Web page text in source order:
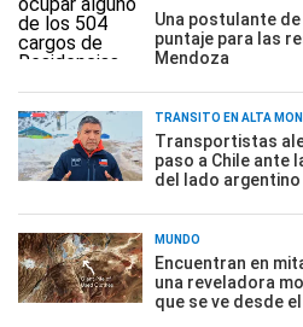
Una postulante
puntaje para las
Mendoza
TRÁNSITO EN ALTA
Transportistas
paso a Chile ante
del lado argentino
MUNDO
Encuentran en
una reveladora
que se ve desde